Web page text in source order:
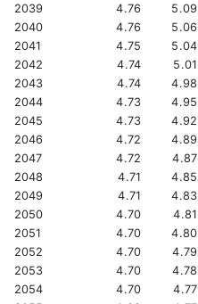
2039
4.76 5.09
2040
4.76 5.06
2041
4.75 5.04
2042
4.74 5.01
2043
4.74 4.98
2044
4.73 4.95
2045
4.73 4.92
2046
4.72 4.89
2047
4.72 4.87
2048
4.71 4.85
2049
4.71 4.83
2050
4.70 4.81
2051
4.70 4.80
2052
4.70 4.79
2053
4.70 4.78
2054
4.70 4.77